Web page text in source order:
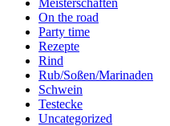
Meisterschaften
On the road
Party time
Rezepte
Rind
Rub/Soßen/Marinaden
Schwein
Testecke
Uncategorized